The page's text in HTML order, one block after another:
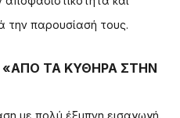
την παρουσίασή τους.
ΤΑ ΚΥΘΗΡΑ ΣΤΗΝ
με πολύ έξυπνη εισαγωγή.